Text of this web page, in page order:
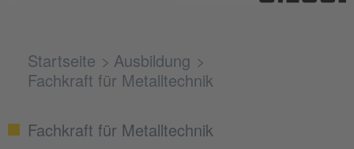
Startseite
Ausbildung
Fachkraft für Metalltechnik
Fachkraft für Metalltechnik